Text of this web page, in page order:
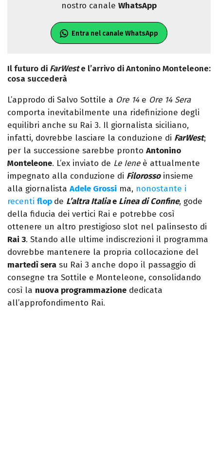
nostro canale WhatsApp
Entra nel canale WhatsApp
Il futuro di FarWeste l’arrivo di Antonino Monteleone:
cosa succederà
L’approdo di Salvo Sottile a Ore 14e Ore 14 Sera
comporta inevitabilmente una ridefinizione degli
equilibri anche su Rai 3. Il giornalista siciliano,
infatti, dovrebbe lasciare la conduzione di FarWest;
per la successione sarebbe pronto Antonino
Monteleone. L’ex inviato de Le Ieneè attualmente
impegnato alla conduzione di Filorossoinsieme
alla giornalista Adele Grossi ma, nonostante i
recenti flop de L’altra Italiae Linea di Confine, gode
della fiducia dei vertici Rai e potrebbe così
ottenere un altro prestigioso slot nel palinsesto di
Rai 3. Stando alle ultime indiscrezioni il programma
dovrebbe mantenere la propria collocazione del
martedì sera su Rai 3 anche dopo il passaggio di
consegne tra Sottile e Monteleone, consolidando
così la nuova programmazione dedicata
all’approfondimento Rai.